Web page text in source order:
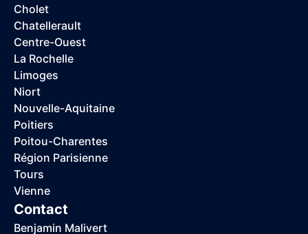
Cholet
Chatellerault
Centre-Ouest
La Rochelle
Limoges
Niort
Nouvelle-Aquitaine
Poitiers
Poitou-Charentes
Région Parisienne
Tours
Vienne
Contact
Benjamin Malivert